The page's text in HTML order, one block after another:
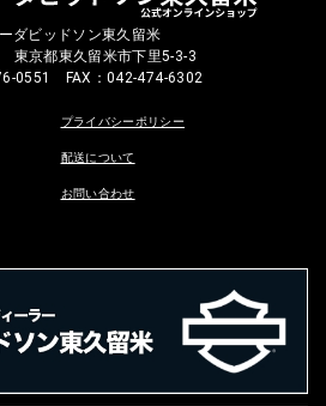
ダビッドソン東久留米
京都東久留米市下里5-3-3
0551 FAX：042-474-6302
プライバシーポリシー
配送について
お問い合わせ